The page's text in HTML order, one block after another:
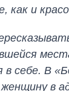
как и
себе. В
в